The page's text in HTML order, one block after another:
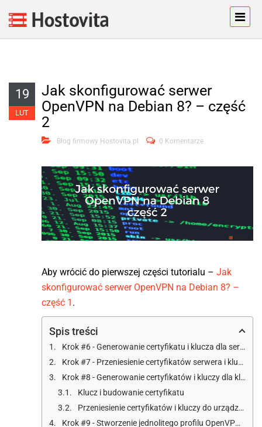
19
LUT
Jak skonfigurować serwer
OpenVPN na Debian 8? – część
2
Blog firmowy Hostovita.pl 0 Komentarze
Aby wrócić do pierwszej części tutorialu – Jak
skonfigurować serwer OpenVPN na Debian 8? –
część 1 .
Spis treści
Krok #6 - Generowanie certyfikatu i klucza dla serwera
Krok #7 - Przeniesienie certyfikatów serwera i kluczy
Krok #8 - Generowanie certyfikatów i kluczy dla klientów
Klucz i budowanie certyfikatu
Przeniesienie certyfikatów i kluczy do urządzeń klienckich
Krok #9 - Stworzenie jednolitego profilu OpenVPN dla urządzeń klienckich